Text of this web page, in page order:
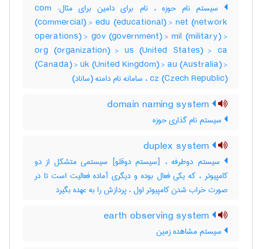
سیستم نام حوزه ، نام برای دامین برای مثال: com
(commercial) > edu (educational) > net (network
operations) > gov (government) > mil (military) >
org (organization) > us (United States) > ca
(Canada) > uk (United Kingdom) > au (Australia) >
cz (Czech Republic) ، سامانه نام دامنه (ساناد)
سیستم نام گذاری حوزه
سیستم دوطرفه ، [سیستم دوقلو] سیستمی متشکل از دو
کامپیوتر ، که یکی فعال بوده و دیگری آماده فعالیت است تا در
صورت خراب شدن کامپیوتر اول ، پردازش را به عهده بگیرد
سیستم مشاهده زمین